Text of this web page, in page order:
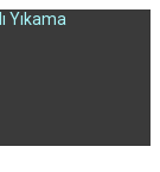
Yıkama